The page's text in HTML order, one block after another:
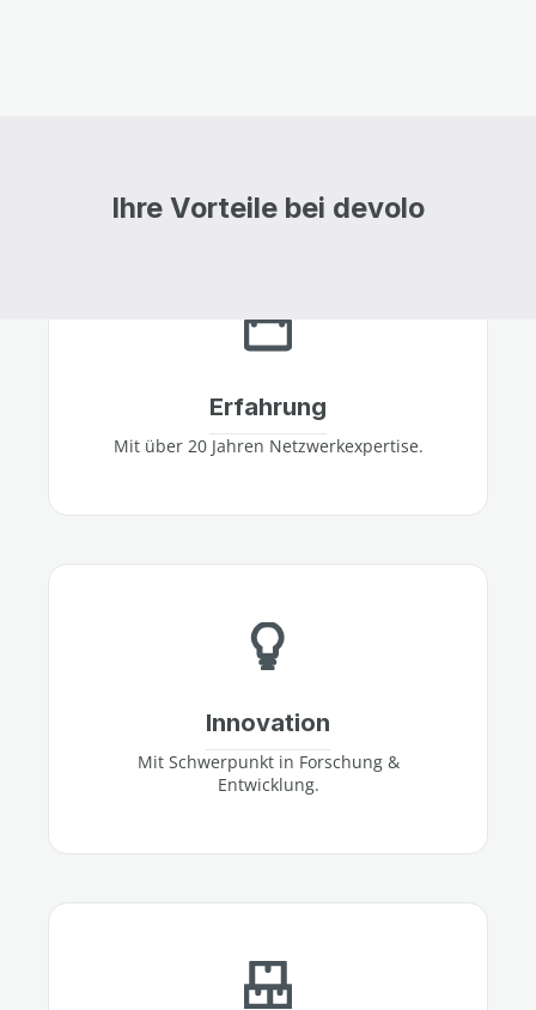
Ihre Vorteile bei devolo
Erfahrung
Mit über 20 Jahren Netzwerkexpertise.
Innovation
Mit Schwerpunkt in Forschung &
Entwicklung.